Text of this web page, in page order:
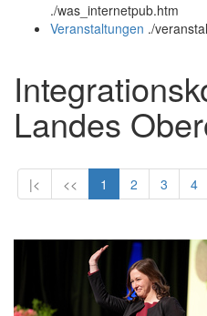
und
schließen
./was_internetpub.htm
Veranstaltungen ./
Landes
|< << 1 2 3 4